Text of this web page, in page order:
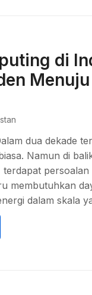
di
dua dekade
Namun di
membutuhkan
dalam skala